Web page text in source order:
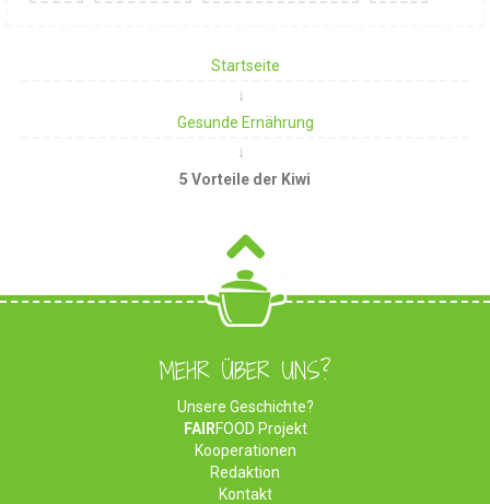
Startseite
Gesunde Ernährung
5 Vorteile der Kiwi
MEHR ÜBER UNS?
Unsere Geschichte?
FAIRFOOD Projekt
Kooperationen
Redaktion
Kontakt